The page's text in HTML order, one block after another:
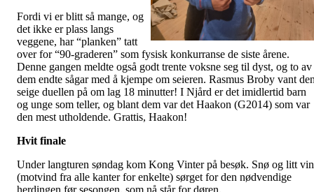
Fordi vi er blitt så mange, og
det ikke er plass langs
veggene, har “planken” tatt
over for “90-graderen” som fysisk konkurranse de siste årene.
Denne gangen meldte også godt trente voksne seg til dyst, og to av
dem endte sågar med å kjempe om seieren. Rasmus Broby vant
seige duellen på om lag 18 minutter! I Njård er det imidlertid barn
og unge som teller, og blant dem var det Haakon (G2014) som var
den mest utholdende. Grattis, Haakon!
Hvit finale
Under langturen søndag kom Kong Vinter på besøk. Snø og litt
(motvind fra alle kanter for enkelte) sørget for den nødvendige